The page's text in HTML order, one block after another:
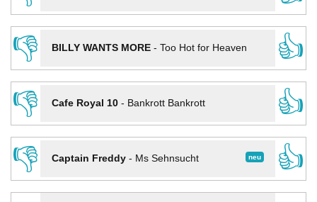
👎
BILLY WANTS MORE- Too Hot for Heaven
👍
👎
Cafe Royal 10- Bankrott Bankrott
👍
👎
neu
Captain Freddy- Ms Sehnsucht
👍